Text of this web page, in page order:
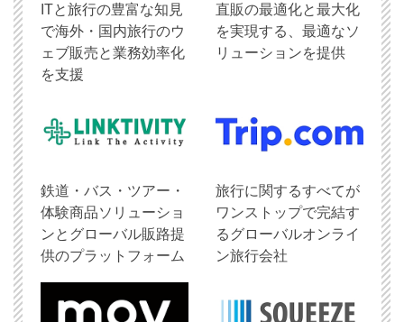
ITと旅行の豊富な知見
で海外・国内旅行のウ
ェブ販売と業務効率化
を支援
直販の最適化と最大化
を実現する、最適なソ
リューションを提供
鉄道・バス・ツアー・
体験商品ソリューショ
ンとグローバル販路提
供のプラットフォーム
旅行に関するすべてが
ワンストップで完結す
るグローバルオンライ
ン旅行会社